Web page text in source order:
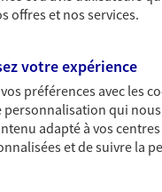
votre profil.
ce nouveau
les conseils d'un
(Plan Epargne
conçue pour la retraite.
offres et nos services.
votre expérience
préférences avec les
personnalisation qui
adapté à vos
et de suivre la